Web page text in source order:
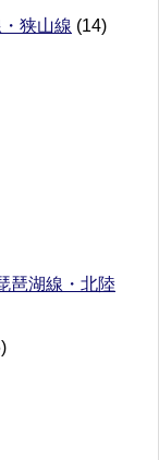
狭山線 (14)
琶湖線・北陸